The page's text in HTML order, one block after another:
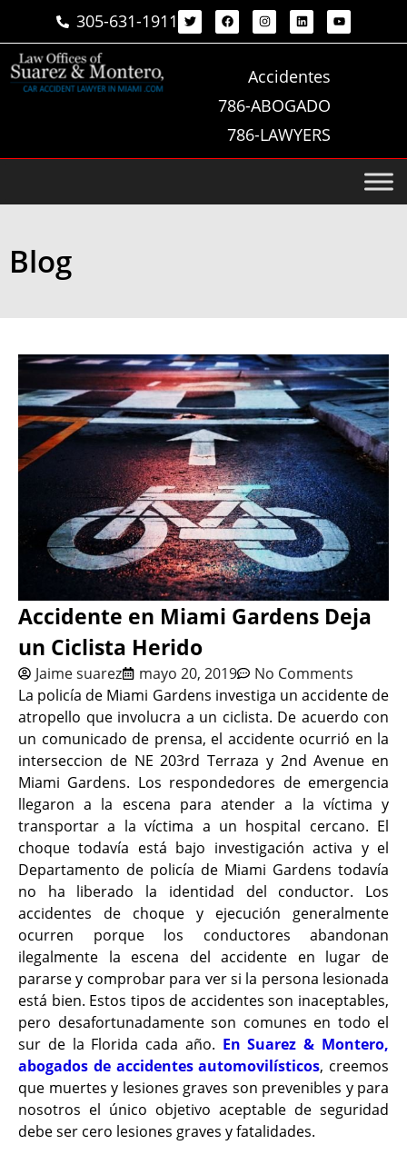
305-631-1911
Accidentes
786-ABOGADO
786-LAWYERS
Blog
Accidente en Miami Gardens Deja
un Ciclista Herido
Jaime suarez mayo 20, 2019
No Comments
La policía de Miami Gardens investiga un accidente de
atropello que involucra a un ciclista. De acuerdo con
un comunicado de prensa, el accidente ocurrió en la
interseccion de NE 203rd Terraza y 2nd Avenue en
Miami Gardens. Los respondedores de emergencia
llegaron a la escena para atender a la víctima y
transportar a la víctima a un hospital cercano. El
choque todavía está bajo investigación activa y el
Departamento de policía de Miami Gardens todavía
no ha liberado la identidad del conductor. Los
accidentes de choque y ejecución generalmente
ocurren porque los conductores abandonan
ilegalmente la escena del accidente en lugar de
pararse y comprobar para ver si la persona lesionada
está bien. Estos tipos de accidentes son inaceptables,
pero desafortunadamente son comunes en todo el
sur de la Florida cada año. En Suarez & Montero,
abogados de accidentes automovilísticos, creemos
que muertes y lesiones graves son prevenibles y para
nosotros el único objetivo aceptable de seguridad
debe ser cero lesiones graves y fatalidades.